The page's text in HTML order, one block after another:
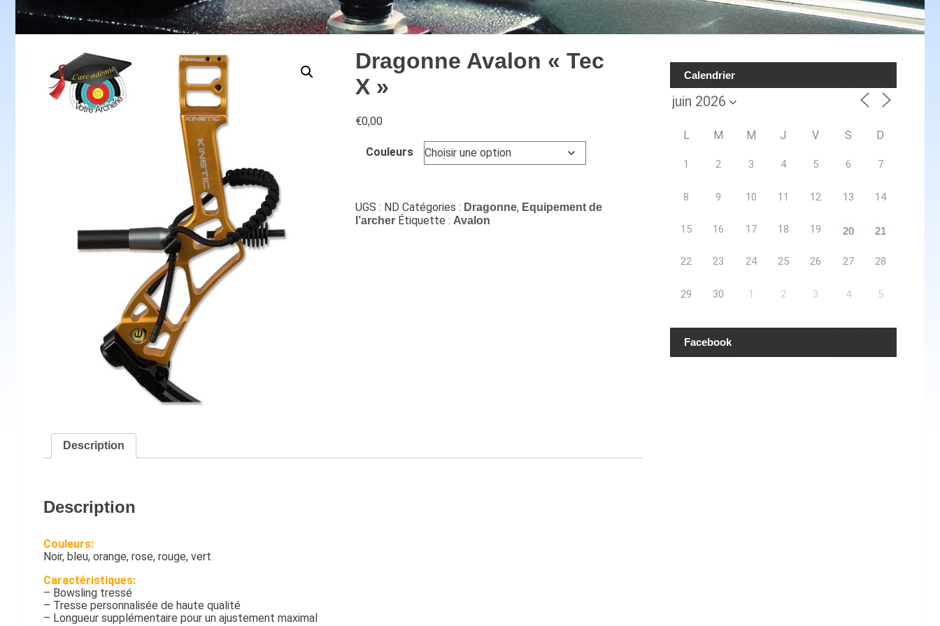
Dragonne Avalon « Tec
X »
€0,00
Couleurs
UGS : ND Catégories : Dragonne, Equipement de
l’archer Étiquette : Avalon
Description
Description
Couleurs:
Noir, bleu, orange, rose, rouge, vert
Caractéristiques:
– Bowsling tressé
– Tresse personnalisée de haute qualité
– Longueur supplémentaire pour un ajustement maximal
Calendrier
L M M J V S D
1 2 3 4 5 6 7
8 9 10 11 12 13 14
15 16 17 18 19 20 21
22 23 24 25 26 27 28
29 30 1 2 3 4 5
Facebook